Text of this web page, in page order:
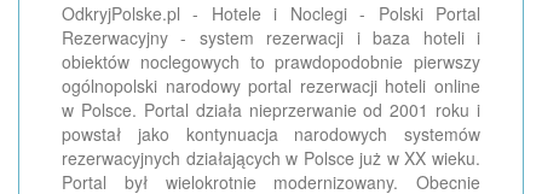
OdkryjPolske.pl - Hotele i Noclegi - Polski Portal
Rezerwacyjny - system rezerwacji i baza hoteli i
obiektów noclegowych to prawdopodobnie pierwszy
ogólnopolski narodowy portal rezerwacji hoteli online
w Polsce. Portal działa nieprzerwanie od 2001 roku i
powstał jako kontynuacja narodowych systemów
rezerwacyjnych działających w Polsce już w XX wieku.
Portal był wielokrotnie modernizowany. Obecnie